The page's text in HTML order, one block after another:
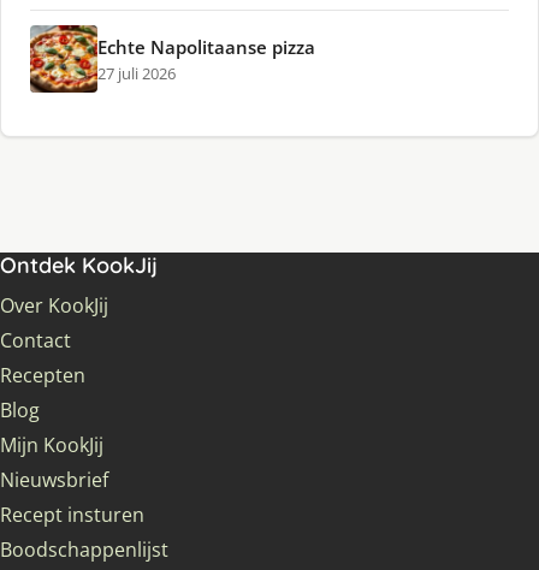
Echte Napolitaanse pizza
27 juli 2026
Ontdek KookJij
Over KookJij
Contact
Recepten
Blog
Mijn KookJij
Nieuwsbrief
Recept insturen
Boodschappenlijst